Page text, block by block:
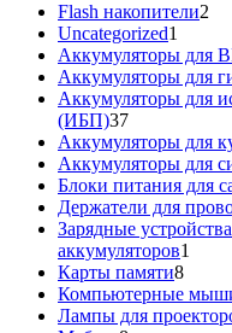
Flash накопители2
Uncategorized1
товар
Аккумуляторы для
Аккумуляторы для
Аккумуляторы для
(ИБП)3737
товаров
Аккумуляторы для
Аккумуляторы для
Блоки питания для
Держатели для
Зарядные
аккумуляторов1
Карты памяти88
Компьютерные
Лампы для